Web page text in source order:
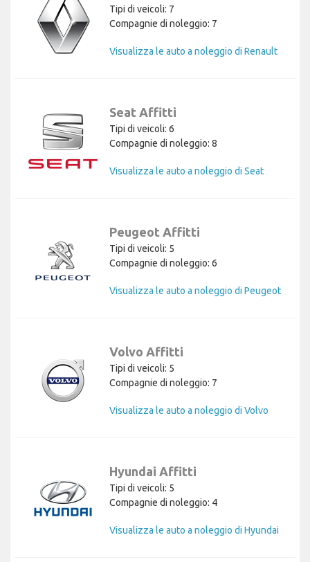
Tipi di veicoli: 7
Compagnie di noleggio: 7
Visualizza le auto a noleggio di Renault
Seat Affitti
Tipi di veicoli: 6
Compagnie di noleggio: 8
Visualizza le auto a noleggio di Seat
Peugeot Affitti
Tipi di veicoli: 5
Compagnie di noleggio: 6
Visualizza le auto a noleggio di Peugeot
Volvo Affitti
Tipi di veicoli: 5
Compagnie di noleggio: 7
Visualizza le auto a noleggio di Volvo
Hyundai Affitti
Tipi di veicoli: 5
Compagnie di noleggio: 4
Visualizza le auto a noleggio di Hyundai